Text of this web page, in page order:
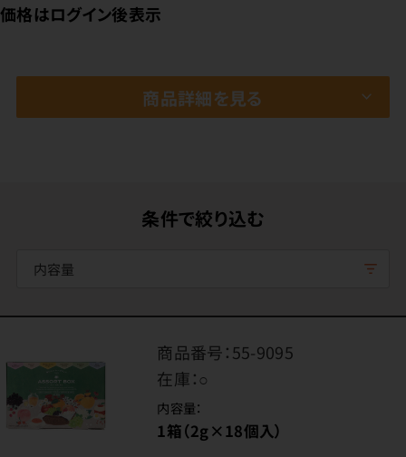
価格はログイン後表示
商品詳細を見る
条件で絞り込む
内容量
商品番号：55-9095
在庫：○
内容量：
1箱（2g×18個入）